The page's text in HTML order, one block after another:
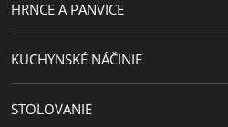
o výrobky
Návrhár
Metz &
HRNCE A PANVICE
KUCHYNSKÉ NÁČINIE
STOLOVANIE